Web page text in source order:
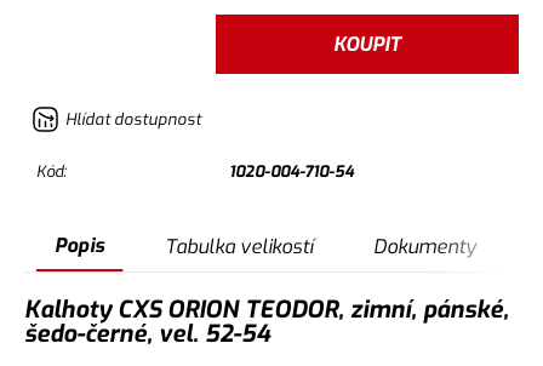
KOUPIT
Hlídat dostupnost
Kód: 1020-004-710-54
Popis Tabulka velikostí Dokumenty
Kalhoty CXS ORION TEODOR, zimní, pánské,
šedo-černé, vel. 52-54